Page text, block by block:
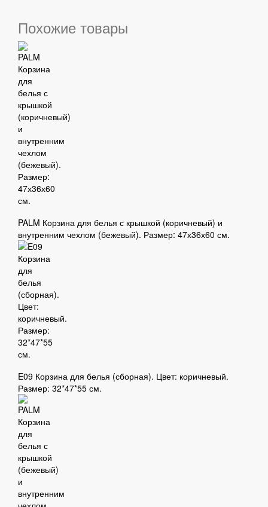
Похожие товары
PALM Корзина для белья с крышкой (коричневый) и
внутренним чехлом (бежевый). Размер: 47х36х60 см.
E09 Корзина для белья (сборная). Цвет: коричневый.
Размер: 32*47*55 см.